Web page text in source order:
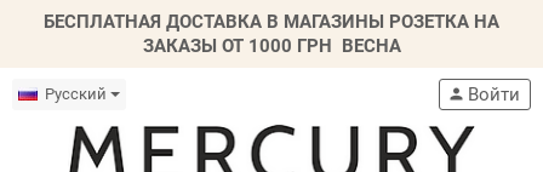
БЕСПЛАТНАЯ ДОСТАВКА В МАГАЗИНЫ РОЗЕТКА НА
ЗАКАЗЫ ОТ 1000 ГРН ВЕСНА
Русский person Войти